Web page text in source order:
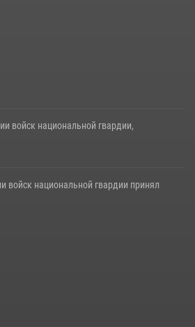
войск национальной гвардии,
войск национальной гвардии принял